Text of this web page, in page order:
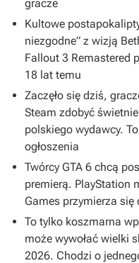
gracze
Kultowe
niezgodne” z wizją
Fallout 3 Remastered
18 lat temu
Zaczęło się dziś,
Steam zdobyć
polskiego wydawcy.
ogłoszenia
Twórcy GTA 6 chcą
premierą. PlayStation
Games przymierza
To tylko koszmarna
może wywołać wielki
2026. Chodzi o